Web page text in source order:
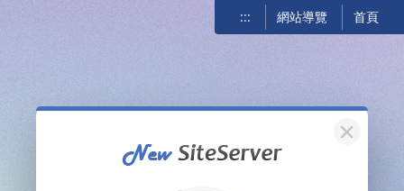
::: 網站導覽 首頁
關閉